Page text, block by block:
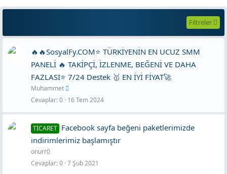
Filtreler
🔥🔥SosyalFy.COM⭐ TÜRKİYENİN EN UCUZ SMM
PANELİ 🔥 TAKİPÇİ, İZLENME, BEĞENİ VE DAHA
FAZLASI⭐ 7/24 Destek 🥇 EN İYİ FİYAT🚀
Muhammet
Cevaplar 0 16 Tem 2024
TİCARET Facebook sayfa beğeni paketlerimizde
indirimlerimiz başlamıştır
onurr0
Cevaplar 0 7 Şub 2021